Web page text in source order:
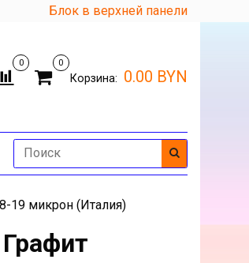
Блок в верхней панели
0 0
Корзина: 0.00 BYN
19 микрон (Италия)